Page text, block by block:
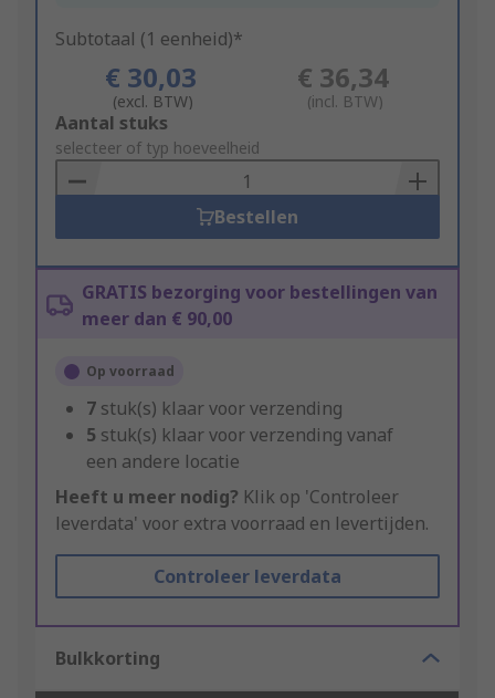
Subtotaal (1 eenheid)*
€ 30,03
(excl. BTW)
€ 36,34
(incl. BTW)
Add
to
Basket
Aantal stuks
selecteer of typ hoeveelheid
Bestellen
GRATIS bezorging voor bestellingen van
meer dan € 90,00
Op voorraad
7 stuk(s) klaar voor verzending
5 stuk(s) klaar voor verzending vanaf
een andere locatie
Heeft u meer nodig? Klik op 'Controleer
leverdata' voor extra voorraad en levertijden.
Controleer leverdata
Bulkkorting